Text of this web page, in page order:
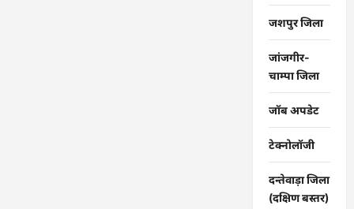
जशपुर जिला
जांजगीर-
चाम्पा जिला
जॉब अपडेट
टेक्नोलॉजी
दन्तेवाड़ा जिला
(दक्षिण बस्तर)